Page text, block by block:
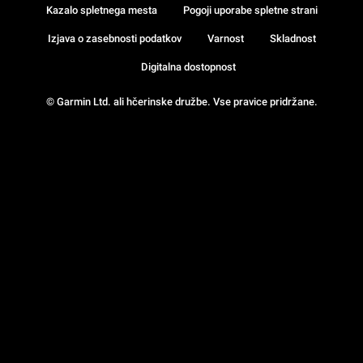
© Garmin Ltd. ali hčerinske družbe. Vse pravice pridržane.
Kazalo spletnega mesta Pogoji uporabe spletne strani
Izjava o zasebnosti podatkov Varnost Skladnost
Digitalna dostopnost